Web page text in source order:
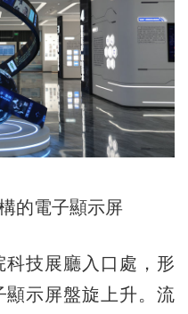
的電子顯示屏
技展廳入口處，形
顯示屏盤旋上升。流